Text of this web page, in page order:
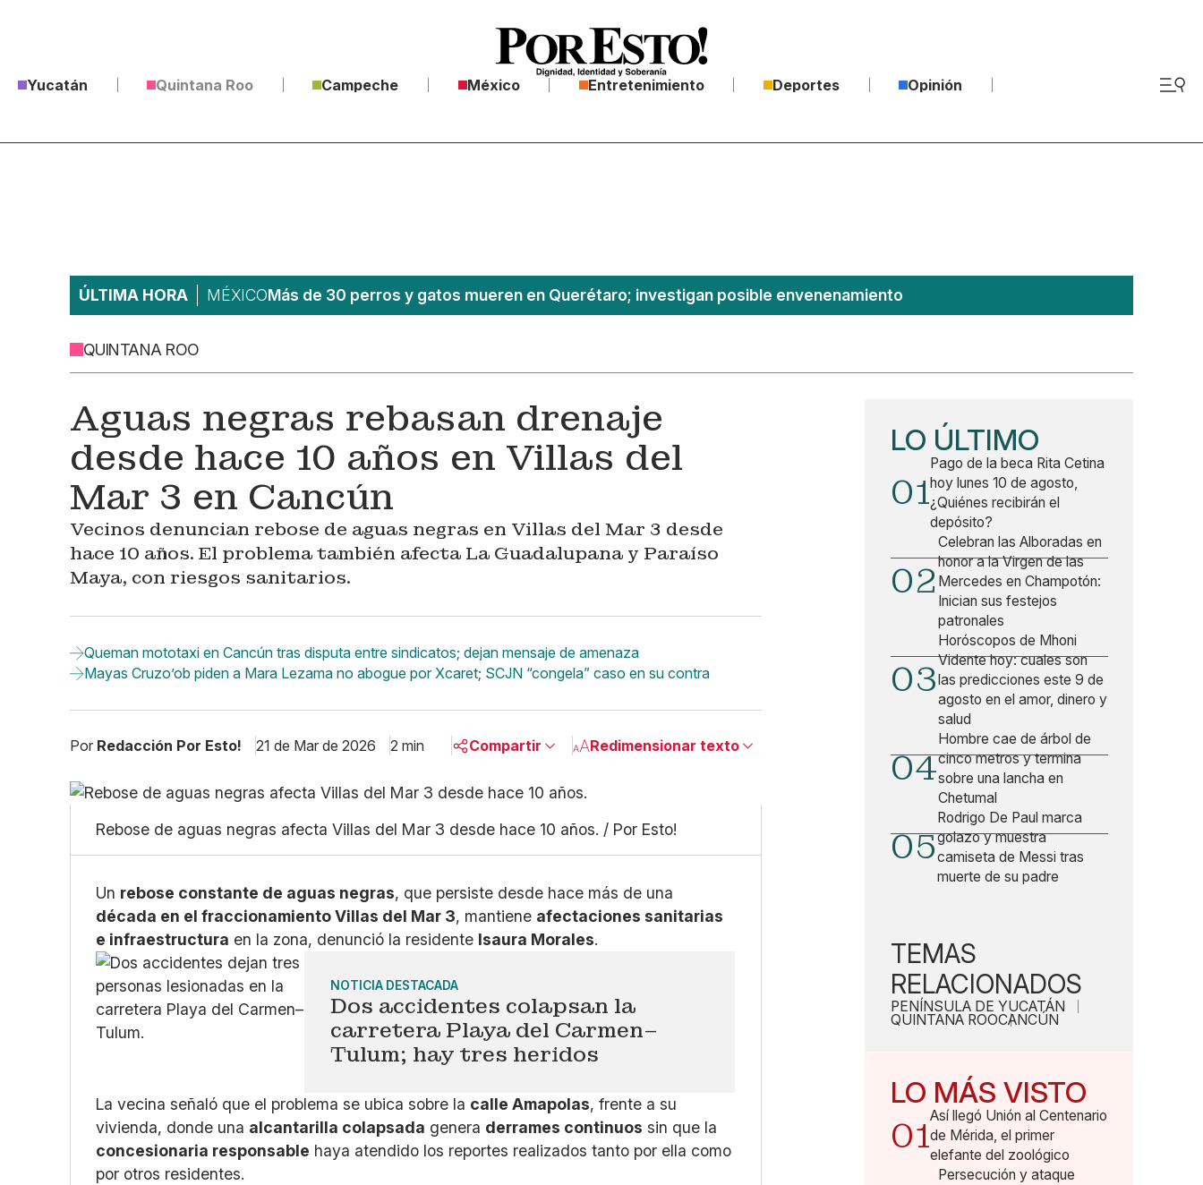
Yucatán Quintana Roo Campeche México Entretenimiento Deportes Opinión
ÚLTIMA HORA MÉXICOMás de 30 perros y gatos mueren en Querétaro; investigan posible envenenamiento
QUINTANA ROO
Aguas negras rebasan drenaje
desde hace 10 años en Villas del
Mar 3 en Cancún
Vecinos denuncian rebose de aguas negras en Villas del Mar 3 desde
hace 10 años. El problema también afecta La Guadalupana y Paraíso
Maya, con riesgos sanitarios.
Queman mototaxi en Cancún tras disputa entre sindicatos; dejan mensaje de amenaza
Mayas Cruzo’ob piden a Mara Lezama no abogue por Xcaret; SCJN “congela” caso en su contra
Por Redacción Por Esto! 21 de Mar de 2026 2 min Compartir
Linkedin
Facebook
Copiar enlace
Redimensionar texto
Grande
Rebose de aguas negras afecta Villas del Mar 3 desde hace 10 años. / Por Esto!
Un rebose constante de aguas negras, que persiste desde hace más de una
década en el fraccionamiento Villas del Mar 3, mantiene afectaciones sanitarias
e infraestructura en la zona, denunció la residente Isaura Morales.
NOTICIA DESTACADA
Dos accidentes colapsan la
carretera Playa del Carmen–
Tulum; hay tres heridos
La vecina señaló que el problema se ubica sobre la calle Amapolas, frente a su
vivienda, donde una alcantarilla colapsada genera derrames continuos sin que la
concesionaria responsable haya atendido los reportes realizados tanto por ella como
por otros residentes.
LO ÚLTIMO
01
Pago de la beca Rita Cetina
hoy lunes 10 de agosto,
¿Quiénes recibirán el
depósito?
02
Celebran las Alboradas en
honor a la Virgen de las
Mercedes en Champotón:
Inician sus festejos
patronales
03
Horóscopos de Mhoni
Vidente hoy: cuales son
las predicciones este 9 de
agosto en el amor, dinero y
salud
04
Hombre cae de árbol de
cinco metros y termina
sobre una lancha en
Chetumal
05
Rodrigo De Paul marca
golazo y muestra
camiseta de Messi tras
muerte de su padre
TEMAS
RELACIONADOS
PENÍNSULA DE YUCATÁN
QUINTANA ROOCANCÚN
LO MÁS VISTO
01Así llegó Unión al Centenario
de Mérida, el primer
elefante del zoológico
Persecución y ataque